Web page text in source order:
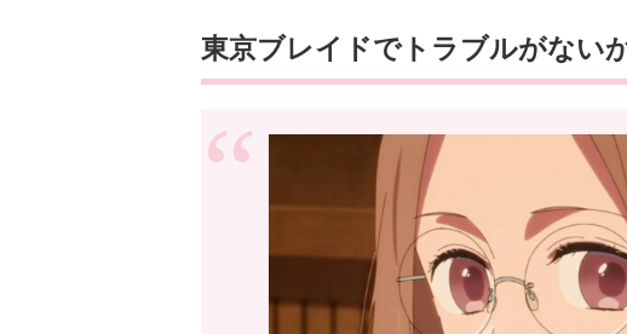
東京ブレイドでトラブルがない